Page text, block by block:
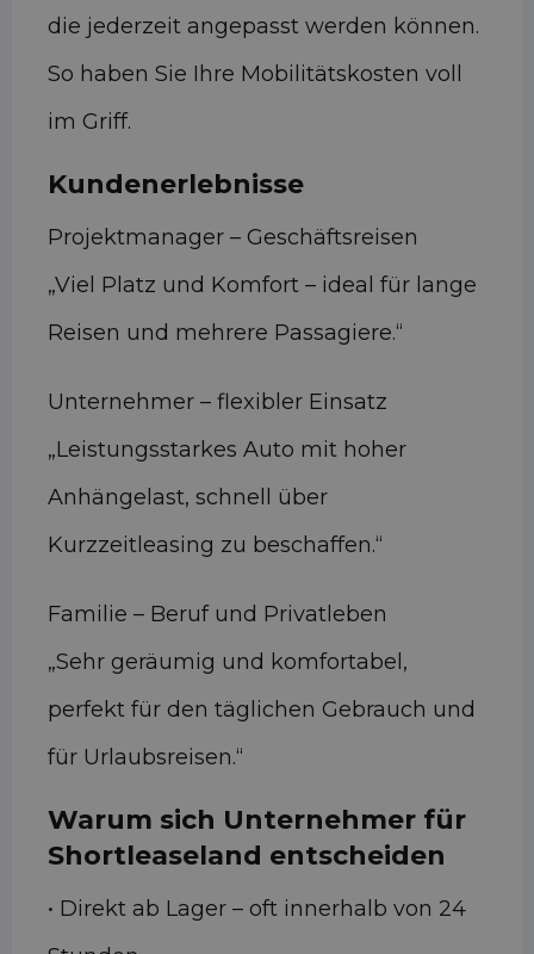
die jederzeit angepasst werden können.
So haben Sie Ihre Mobilitätskosten voll
im Griff.
Kundenerlebnisse
Projektmanager – Geschäftsreisen
„Viel Platz und Komfort – ideal für lange
Reisen und mehrere Passagiere.“
Unternehmer – flexibler Einsatz
„Leistungsstarkes Auto mit hoher
Anhängelast, schnell über
Kurzzeitleasing zu beschaffen.“
Familie – Beruf und Privatleben
„Sehr geräumig und komfortabel,
perfekt für den täglichen Gebrauch und
für Urlaubsreisen.“
Warum sich Unternehmer für
Shortleaseland entscheiden
• Direkt ab Lager – oft innerhalb von 24